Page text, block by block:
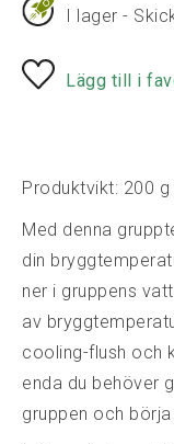
I lager -
Lägg till i
Produktvikt: 200 g
Med denna
din
ner i gruppens
av
cooling-flush och
enda du behöver
gruppen och